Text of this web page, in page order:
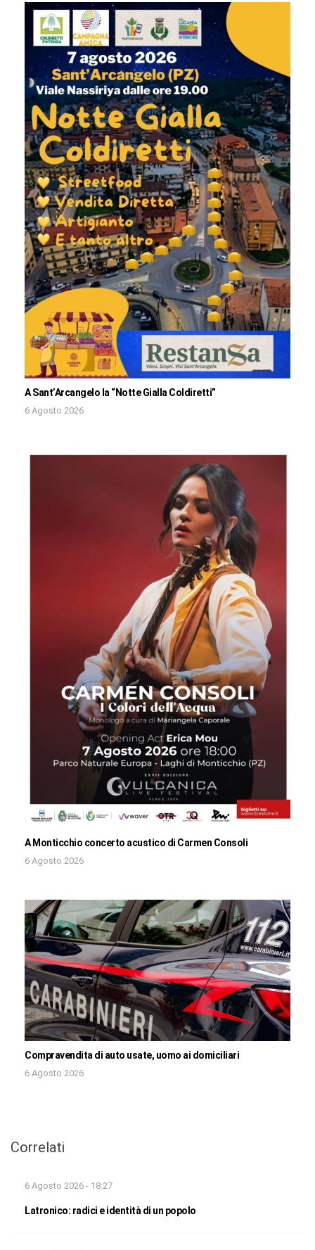
A Sant’Arcangelo la “Notte Gialla Coldiretti”
6 Agosto 2026
A Monticchio concerto acustico di Carmen Consoli
6 Agosto 2026
Compravendita di auto usate, uomo ai domiciliari
6 Agosto 2026
Correlati
6 Agosto 2026 - 18:27
Latronico: radici e identità di un popolo